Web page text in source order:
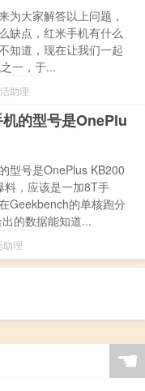
为大家解答以上问题，
缺点，红米手机有什么
知道，现在让我们一起
一，于...
助理
的型号是OnePlu
型号是OnePlus KB200
料，应该是一加8T手
Geekbench的单核跑分
的数据能知道...
助理
☚